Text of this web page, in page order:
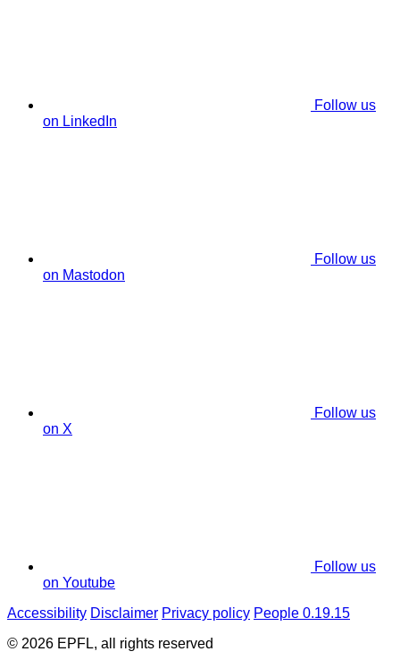
Follow us
on LinkedIn
Follow us
on Mastodon
Follow us
on X
Follow us
on Youtube
Accessibility Disclaimer Privacy policy People 0.19.15
© 2026 EPFL, all rights reserved